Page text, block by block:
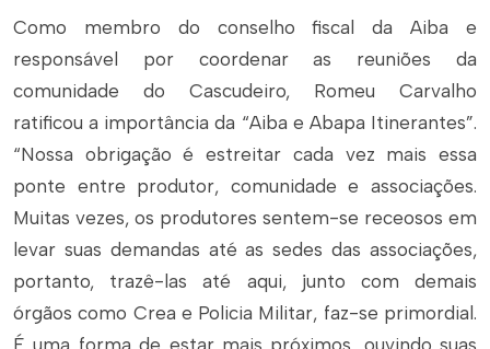
Como membro do conselho fiscal da Aiba e
responsável por coordenar as reuniões da
comunidade do Cascudeiro, Romeu Carvalho
ratificou a importância da “Aiba e Abapa Itinerantes”.
“Nossa obrigação é estreitar cada vez mais essa
ponte entre produtor, comunidade e associações.
Muitas vezes, os produtores sentem-se receosos em
levar suas demandas até as sedes das associações,
portanto, trazê-las até aqui, junto com demais
órgãos como Crea e Policia Militar, faz-se primordial.
É uma forma de estar mais próximos, ouvindo suas